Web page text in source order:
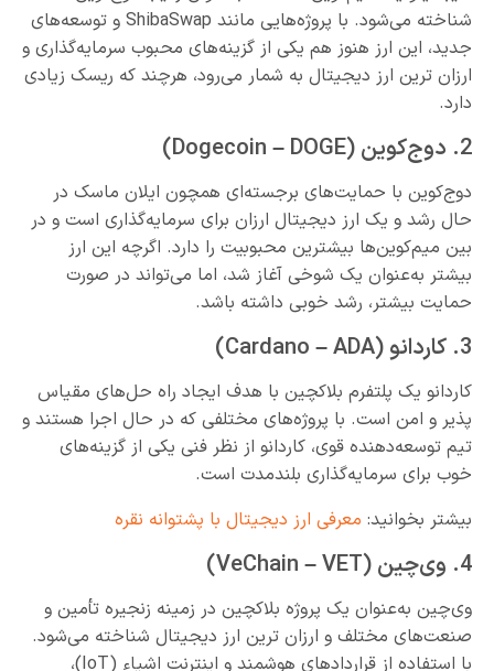
شناخته می‌شود. با پروژه‌هایی مانند ShibaSwap و توسعه‌های
جدید، این ارز هنوز هم یکی از گزینه‌های محبوب سرمایه‌گذاری و
ارزان ترین ارز دیجیتال به شمار می‌رود، هرچند که ریسک زیادی
دارد.
2. دوج‌کوین (Dogecoin – DOGE)
دوج‌کوین با حمایت‌های برجسته‌ای همچون ایلان ماسک در
حال رشد و یک ارز دیجیتال ارزان برای سرمایه‌گذاری است و در
بین میم‌کوین‌ها بیشترین محبوبیت را دارد. اگرچه این ارز
بیشتر به‌عنوان یک شوخی آغاز شد، اما می‌تواند در صورت
حمایت بیشتر، رشد خوبی داشته باشد.
3. کاردانو (Cardano – ADA)
کاردانو یک پلتفرم بلاکچین با هدف ایجاد راه‌ حل‌های مقیاس‌
پذیر و امن است. با پروژه‌های مختلفی که در حال اجرا هستند و
تیم توسعه‌دهنده قوی، کاردانو از نظر فنی یکی از گزینه‌های
خوب برای سرمایه‌گذاری بلندمدت است.
بیشتر بخوانید: معرفی ارز دیجیتال با پشتوانه نقره
4. وی‌چین (VeChain – VET)
وی‌چین به‌عنوان یک پروژه بلاکچین در زمینه زنجیره تأمین و
صنعت‌های مختلف و ارزان ترین ارز دیجیتال شناخته می‌شود.
با استفاده از قراردادهای هوشمند و اینترنت اشیاء (IoT)،